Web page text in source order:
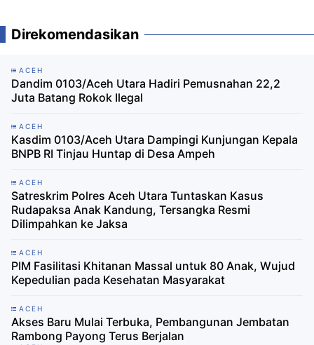
Direkomendasikan
ACEH
Dandim 0103/Aceh Utara Hadiri Pemusnahan 22,2
Juta Batang Rokok Ilegal
ACEH
Kasdim 0103/Aceh Utara Dampingi Kunjungan Kepala
BNPB RI Tinjau Huntap di Desa Ampeh
ACEH
Satreskrim Polres Aceh Utara Tuntaskan Kasus
Rudapaksa Anak Kandung, Tersangka Resmi
Dilimpahkan ke Jaksa
ACEH
PIM Fasilitasi Khitanan Massal untuk 80 Anak, Wujud
Kepedulian pada Kesehatan Masyarakat
ACEH
Akses Baru Mulai Terbuka, Pembangunan Jembatan
Rambong Payong Terus Berjalan